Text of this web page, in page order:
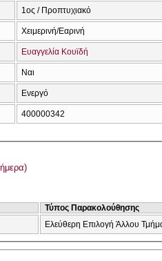
1ος / Προπτυχιακό
Χειμερινή/Εαρινή
Ευαγγελία Κουϊδή
Ναι
Ενεργό
400000342
Τύπος Παρακολούθησης
Ελεύθερη Επιλογή Άλλου